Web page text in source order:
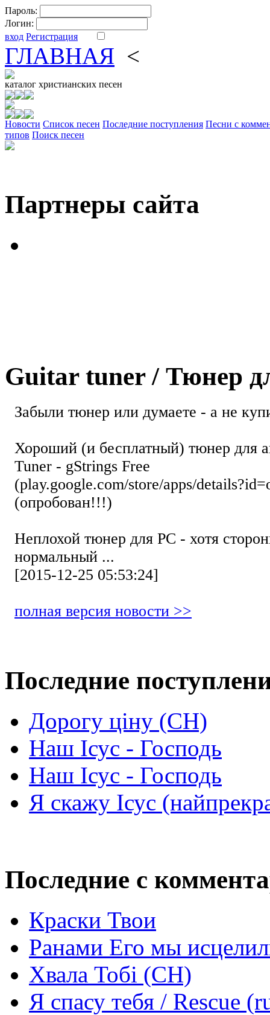
Пароль:
Логин:
вход Регистрация
ГЛАВНАЯ <
каталог христианских песен
Новости Cписок песен Последние поступления Песни с
типов Поиск песен
Партнеры сайта
Guitar tuner / Тюнер
Забыли тюнер или думаете - а не
Хороший (и бесплатный) тюнер для
Tuner - gStrings Free
(play.google.com/store/apps/
(опробован!!!)
Неплохой тюнер для РС - хотя
нормальный ...
[2015-12-25 05:53:24]
полная версия новости >>
Последние
Дорогу ціну (СН)
Наш Ісус - Господь
Наш Ісус - Господь
Я скажу Ісус
Последние с
Краски Твои
Ранами Его мы
Хвала Тобі (СН)
Я спасу тебя / Rescue